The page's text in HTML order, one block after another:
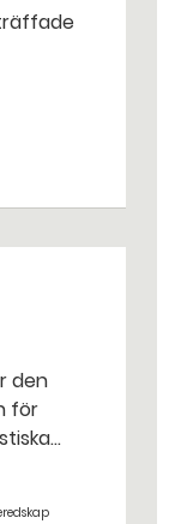
för
hot